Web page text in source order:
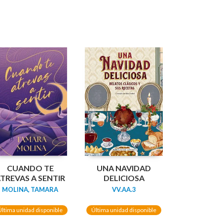
CUANDO TE
A SENTIR
MOLINA, TAMARA
unidad disponible
UNA NAVIDAD
DELICIOSA
VV.AA.3
Última unidad disponible